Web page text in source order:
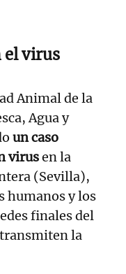
el virus
Animal de la
Agua y
un caso
virusen la
(Sevilla),
humanos y los
finales del
la